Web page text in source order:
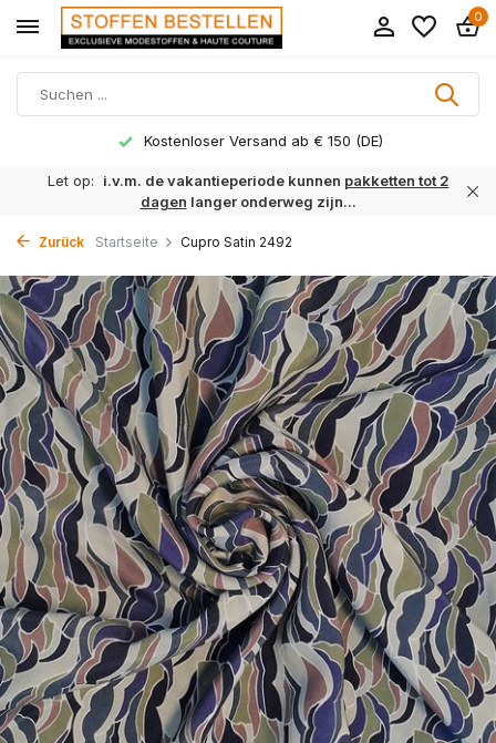
0
Kostenloser Versand ab € 150 (DE)
Let op: i.v.m. de vakantieperiode kunnen pakketten tot 2
dagen langer onderweg zijn...
Zurück Startseite Cupro Satin 2492